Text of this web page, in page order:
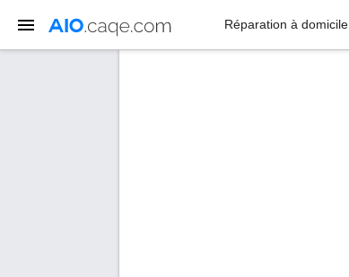
Réparation à domicile